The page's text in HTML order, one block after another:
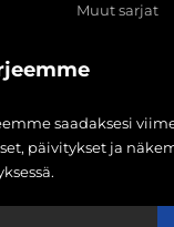
Muut sarjat
saadaksesi
päivitykset ja